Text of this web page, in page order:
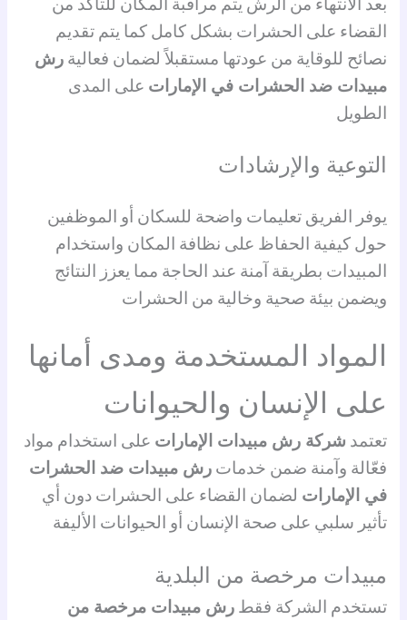
بعد الانتهاء من الرش يتم مراقبة المكان للتأكد من
القضاء على الحشرات بشكل كامل كما يتم تقديم
نصائح للوقاية من عودتها مستقبلاً لضمان فعاليةرش
مبيدات ضد الحشرات في الإمارات على المدى
الطويل
التوعية والإرشادات
يوفر الفريق تعليمات واضحة للسكان أو الموظفين
حول كيفية الحفاظ على نظافة المكان واستخدام
المبيدات بطريقة آمنة عند الحاجة مما يعزز النتائج
ويضمن بيئة صحية وخالية من الحشرات
المواد المستخدمة ومدى أمانها
على الإنسان والحيوانات
تعتمد شركة رش مبيدات الإمارات على استخدام مواد
فعّالة وآمنة ضمن خدماترش مبيدات ضد الحشرات
في الإمارات لضمان القضاء على الحشرات دون أي
تأثير سلبي على صحة الإنسان أو الحيوانات الأليفة
مبيدات مرخصة من البلدية
تستخدم الشركة فقطرش مبيدات مرخصة من